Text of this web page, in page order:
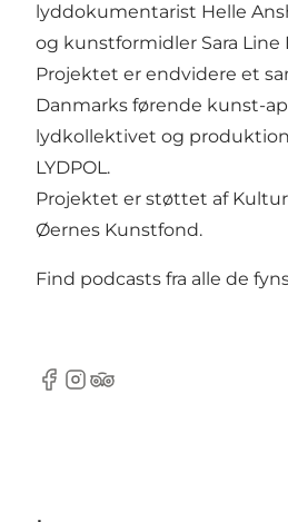
lyddokumentarist Helle
og kunstformidler Sara Line
Projektet er endvidere et
Danmarks førende kunst-
lydkollektivet og
LYDPOL.
Projektet er støttet af
Øernes Kunstfond.
Find podcasts fra alle de
Facebook
Instagram
Tripadvisor